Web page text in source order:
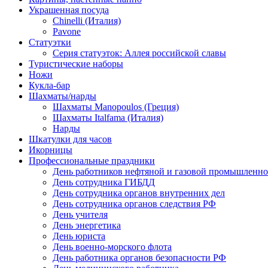
Украшенная посуда
Chinelli (Италия)
Pavone
Статуэтки
Серия статуэток: Аллея российской славы
Туристические наборы
Ножи
Кукла-бар
Шахматы/нарды
Шахматы Manopoulos (Греция)
Шахматы Italfama (Италия)
Нарды
Шкатулки для часов
Икорницы
Профессиональные праздники
День работников нефтяной и газовой
День сотрудника ГИБДД
День сотрудника органов внутренних дел
День сотрудника органов следствия РФ
День учителя
День энергетика
День юриста
День военно-морского флота
День работника органов безопасности РФ